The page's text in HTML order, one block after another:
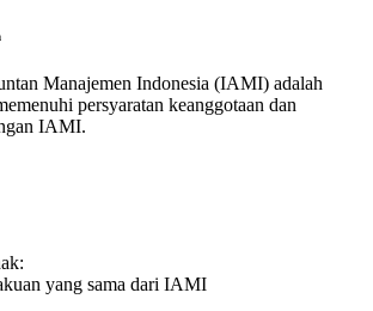
Manajemen Indonesia (IAMI) adalah
persyaratan keanggotaan dan
IAMI.
yang sama dari IAMI